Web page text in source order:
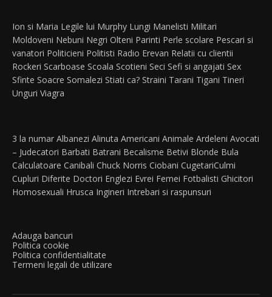
Ion si Maria Legile lui Murphy Lungi Manelisti Militari
Moldoveni Nebuni Negri Olteni Parinti Perle scolare Pescari si
vanatori Politicieni Politisti Radio Erevan Relatii cu clientii
Rockeri Scarboase Scoala Scotieni Seci Sefi si angajati Sex
Sfinte Soacre Somalezi Stiati ca? Straini Tarani Tigani Tineri
Unguri Viagra
3 la numar Albanezi Alinuta Americani Animale Ardeleni Avocati
– Judecatori Barbati Batrani Becalisme Betivi Blonde Bula
Calculatoare Canibali Chuck Norris Ciobani CugetariCulmi
Cupluri Diferite Doctori Englezi Evrei Femei Fotbalisti Ghicitori
Homosexuali Hrusca Ingineri Intrebari si raspunsuri
Adauga bancuri
Politica cookie
Politica confidentialitate
Termeni legali de utilizare